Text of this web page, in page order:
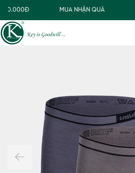
500.000Đ MUA NHẬN QUÀ